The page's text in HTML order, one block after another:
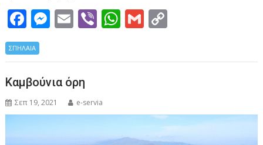
F
ac
e
b
o
o
k
M
ss
e
n
g
E
ai
l
Vi
er
W
at
p
p
G
ai p
n
k
ΣΠΗΛΑΙΑ
Καμβούνια όρη
Σεπ 19, 2021 e-servia